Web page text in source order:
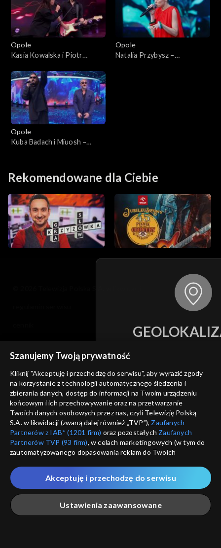
Opole
Kasia Kowalska i Piotr
62. KFPP: Koncert „Debiuty”
Opole
Natalia Przybysz –
Opole
Kuba Badach i Miuosh –
Koncert „Debiuty”
Rekomendowane dla Ciebie
Kraj, z którego się
Zjednoczone , w związku z
na platformie TVP VOD
nieodstępna. Sprawdź, które
obejrzeć.
Nie pokazuj
moje zgody
pomoc
kontakt
voucher
dostępność
informacje o dostawcy usług
Szanujemy Twoją prywatność
Kliknij "Akceptuję i przechodzę do serwisu", aby wyrazić zgody
na korzystanie z technologii automatycznego śledzenia i
zbierania danych, dostęp do informacji na Twoim urządzeniu
końcowym i ich przechowywanie oraz na przetwarzanie
Twoich danych osobowych przez nas, czyli Telewizję Polską
S.A. w likwidacji (zwaną dalej również „TVP”), Zaufanych
Partnerów z IAB* (1201 firm) oraz pozostałych Zaufanych
Partnerów TVP (93 firm), w celach marketingowych (w tym do
zautomatyzowanego dopasowania reklam do Twoich
które wskazujemy poniżej, a także zgody na udostępnianie
przez nas identyfikatora PPID do Google.
Twoje dane osobowe zbierane podczas odwiedzania przez
Ciebie naszych
poszczególnych serwisówzwanych dalej
„Portalem”, w tym informacje zapisywane za pomocą
Ustawienia zaawansowane
Akceptuję i przechodzę do serwisu